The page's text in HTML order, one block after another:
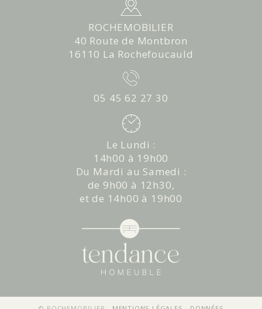
ROCHEMOBILIER
40 Route de Montbron
16110 La Rochefoucauld
05 45 62 27 30
Le Lundi :
14h00 à 19h00
Du Mardi au Samedi :
de 9h00 à 12h30,
et de 14h00 à 19h00